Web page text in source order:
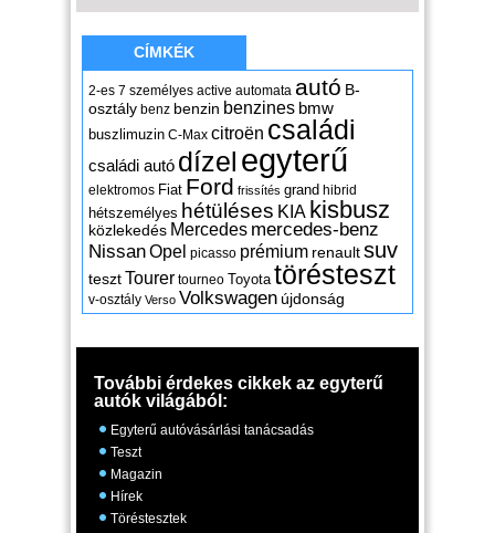
CÍMKÉK
2-es 7 személyes active automata autó B-
osztály benz benzin benzines bmw
buszlimuzin C-Max citroën családi
családi autó dízel egyterű
elektromos Fiat Ford frissítés grand hibrid
hétszemélyes hétüléses KIA kisbusz
közlekedés Mercedes mercedes-benz
NissanOpel picasso prémium renaultsuv
tesztTourer tourneo Toyota törésteszt
v-osztály Verso Volkswagen újdonság
További érdekes cikkek az egyterű
autók világából:
Egyterű autóvásárlási tanácsadás
Teszt
Magazin
Hírek
Töréstesztek